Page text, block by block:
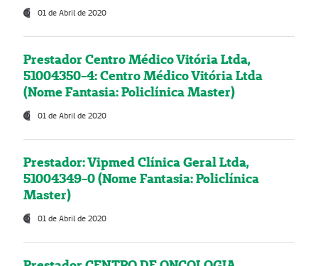
01 de Abril de 2020
Prestador Centro Médico Vitória Ltda,
51004350-4: Centro Médico Vitória Ltda
(Nome Fantasia: Policlínica Master)
01 de Abril de 2020
Prestador: Vipmed Clínica Geral Ltda,
51004349-0 (Nome Fantasia: Policlínica
Master)
01 de Abril de 2020